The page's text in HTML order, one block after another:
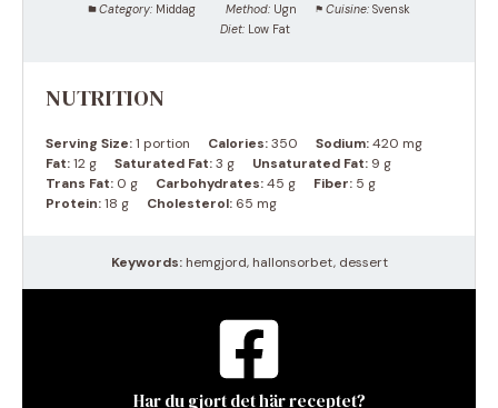
Category: Middag Method: Ugn Cuisine: Svensk
Diet: Low Fat
NUTRITION
Serving Size:1 portion Calories:350 Sodium:420 mg
Fat:12 g Saturated Fat:3 g Unsaturated Fat: 9 g
Trans Fat: 0 g Carbohydrates:45 g Fiber: 5 g
Protein:18 g Cholesterol: 65 mg
Keywords:hemgjord, hallonsorbet, dessert
Har du gjort det här receptet?